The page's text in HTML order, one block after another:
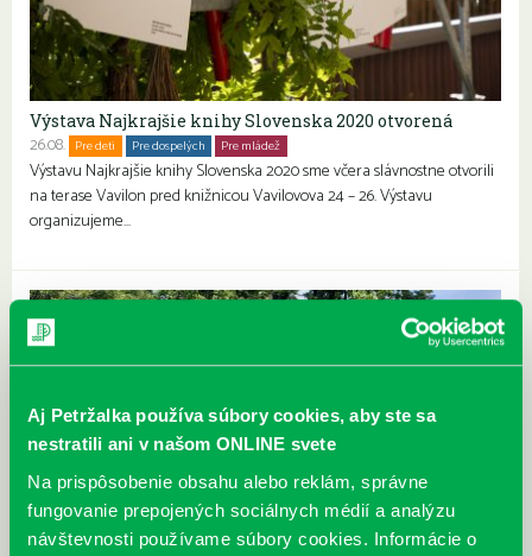
Aj Petržalka používa súbory cookies, aby ste sa
nestratili ani v našom ONLINE svete
Na prispôsobenie obsahu alebo reklám, správne
fungovanie prepojených sociálnych médií a analýzu
návštevnosti používame súbory cookies. Informácie o
Výstava Najkrajšie knihy Slovenska 2020 otvorená
26.08. Pre deti Pre dospelých Pre mládež
Výstavu Najkrajšie knihy Slovenska 2020 sme včera slávnostne otvorili
na terase Vavilon pred knižnicou Vavilovova 24 – 26. Výstavu
organizujeme…